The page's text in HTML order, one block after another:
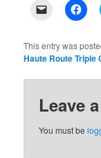
Click
link
to
a
(Opens
window)
Click
to
in
This entry was
Haute Route Triple
Leave
You must be